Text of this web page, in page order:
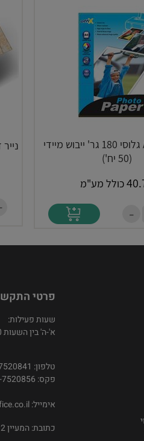
נייר פוטו A4 גלוסי 180 גר' ייבוש מיידי
(50 יח')
כולל מע"מ
-
נייר
פרטי
שעות פעילות:
א'-ה' בין השעות 09:00-17:00
טלפון: 03-7520841
פקס: 03-7520856
אימייל:
כתובת: המעיין 12 רמת-גן